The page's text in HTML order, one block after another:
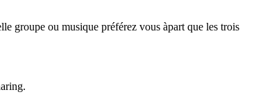
groupe ou musique préférez vous àpart que les trois